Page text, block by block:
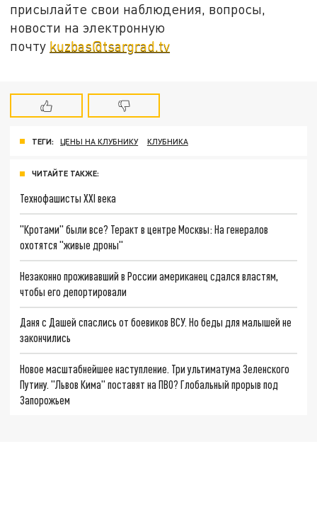
присылайте свои наблюдения, вопросы,
новости на электронную
почту kuzbas@tsargrad.tv
ТЕГИ: ЦЕНЫ НА КЛУБНИКУ КЛУБНИКА
ЧИТАЙТЕ ТАКЖЕ:
Технофашисты XXI века
"Кротами" были все? Теракт в центре Москвы: На генералов
охотятся "живые дроны"
Незаконно проживавший в России американец сдался властям,
чтобы его депортировали
Даня с Дашей спаслись от боевиков ВСУ. Но беды для малышей не
закончились
Новое масштабнейшее наступление. Три ультиматума Зеленского
Путину. "Львов Кима" поставят на ПВО? Глобальный прорыв под
Запорожьем